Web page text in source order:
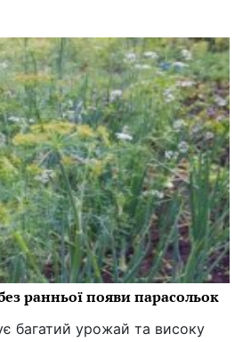
ранньої появи парасольок
багатий урожай та високу